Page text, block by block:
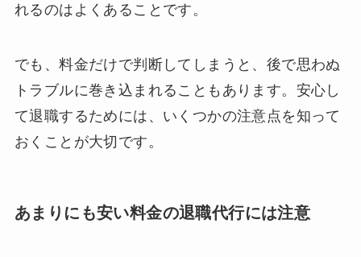
れるのはよくあることです。
でも、料金だけで判断してしまうと、後で思わぬ
トラブルに巻き込まれることもあります。安心し
て退職するためには、いくつかの注意点を知って
おくことが大切です。
あまりにも安い料金の退職代行には注意